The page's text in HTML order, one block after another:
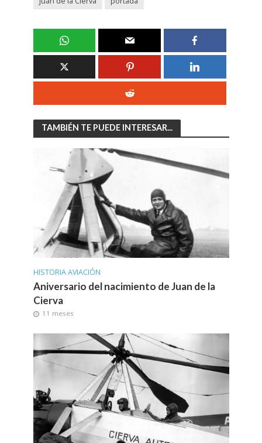
TAMBIÉN TE PUEDE INTERESAR...
HISTORIA AVIACIÓN
Aniversario del nacimiento de Juan de la
Cierva
11 meses